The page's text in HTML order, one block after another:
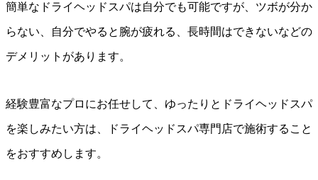
簡単なドライヘッドスパは自分でも可能ですが、ツボが分か
らない、自分でやると腕が疲れる、長時間はできないなどの
デメリットがあります。
経験豊富なプロにお任せして、ゆったりとドライヘッドスパ
を楽しみたい方は、ドライヘッドスパ専門店で施術すること
をおすすめします。